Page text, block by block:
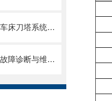
起亚（现代威亚）数控车床刀塔系统故障与原点调试技术研究
现代威亚轮毂车床常见故障诊断与维修方法